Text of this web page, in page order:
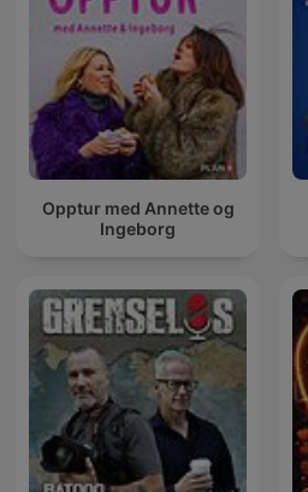
Opptur med Annette og
Ingeborg